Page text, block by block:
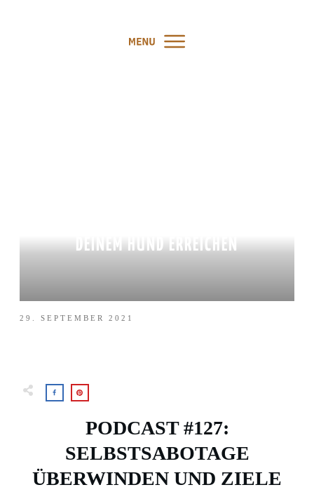
DEINEM HUND ERREICHEN
29. SEPTEMBER 2021
PODCAST #127:
SELBSTSABOTAGE
ÜBERWINDEN UND ZIELE